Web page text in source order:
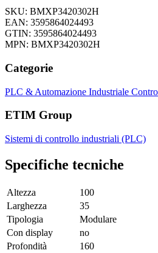
SKU: BMXP3420302H
EAN: 3595864024493
GTIN: 3595864024493
MPN: BMXP3420302H
Categorie
PLC & Automazione Industriale
ETIM Group
Sistemi di controllo industriali (PLC)
Specifiche tecniche
Altezza
100
Larghezza
35
Tipologia
Modulare
Con display
no
Profondità
160